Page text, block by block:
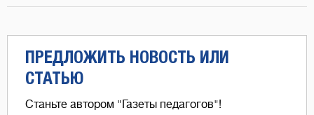
ПРЕДЛОЖИТЬ НОВОСТЬ ИЛИ
СТАТЬЮ
Станьте автором "Газеты педагогов"!